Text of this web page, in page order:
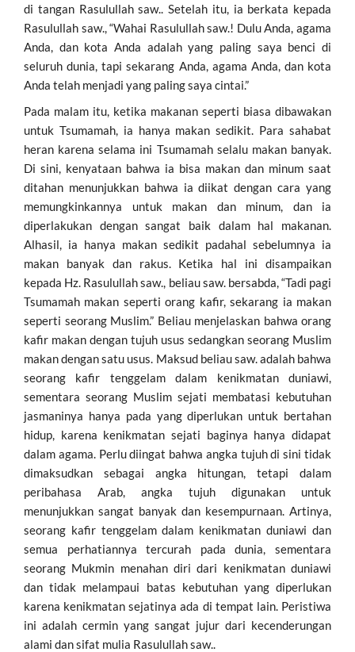
di tangan Rasulullah saw.. Setelah itu, ia berkata kepada
Rasulullah saw., “Wahai Rasulullah saw.! Dulu Anda, agama
Anda, dan kota Anda adalah yang paling saya benci di
seluruh dunia, tapi sekarang Anda, agama Anda, dan kota
Anda telah menjadi yang paling saya cintai.”
Pada malam itu, ketika makanan seperti biasa dibawakan
untuk Tsumamah, ia hanya makan sedikit. Para sahabat
heran karena selama ini Tsumamah selalu makan banyak.
Di sini, kenyataan bahwa ia bisa makan dan minum saat
ditahan menunjukkan bahwa ia diikat dengan cara yang
memungkinkannya untuk makan dan minum, dan ia
diperlakukan dengan sangat baik dalam hal makanan.
Alhasil, ia hanya makan sedikit padahal sebelumnya ia
makan banyak dan rakus. Ketika hal ini disampaikan
kepada Hz. Rasulullah saw., beliau saw. bersabda, “Tadi pagi
Tsumamah makan seperti orang kafir, sekarang ia makan
seperti seorang Muslim.” Beliau menjelaskan bahwa orang
kafir makan dengan tujuh usus sedangkan seorang Muslim
makan dengan satu usus. Maksud beliau saw. adalah bahwa
seorang kafir tenggelam dalam kenikmatan duniawi,
sementara seorang Muslim sejati membatasi kebutuhan
jasmaninya hanya pada yang diperlukan untuk bertahan
hidup, karena kenikmatan sejati baginya hanya didapat
dalam agama. Perlu diingat bahwa angka tujuh di sini tidak
dimaksudkan sebagai angka hitungan, tetapi dalam
peribahasa Arab, angka tujuh digunakan untuk
menunjukkan sangat banyak dan kesempurnaan. Artinya,
seorang kafir tenggelam dalam kenikmatan duniawi dan
semua perhatiannya tercurah pada dunia, sementara
seorang Mukmin menahan diri dari kenikmatan duniawi
dan tidak melampaui batas kebutuhan yang diperlukan
karena kenikmatan sejatinya ada di tempat lain. Peristiwa
ini adalah cermin yang sangat jujur dari kecenderungan
alami dan sifat mulia Rasulullah saw..